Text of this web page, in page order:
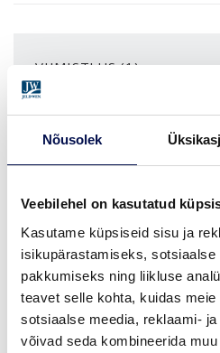
Nõusolek
Veebilehel on kasutatud
Kasutame küpsiseid sisu ja
isikupärastamiseks, sotsiaalse
pakkumiseks ning liikluse
teavet selle kohta, kuidas
sotsiaalse meedia, reklaami-
võivad seda kombineerida
VIIMISTLUS (1)
OAK CLEAR VARNISH
LEIA